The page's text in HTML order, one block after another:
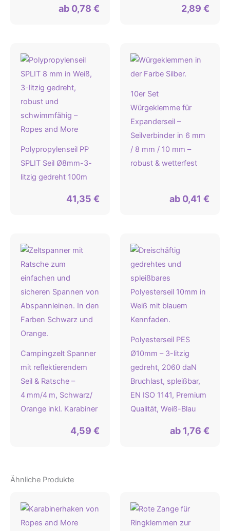
ab 0,78 € 2,89 €
Polypropylenseil PP
SPLIT Seil Ø8mm-3-
litzig gedreht 100m
41,35 €
10er Set
Würgeklemme für
Expanderseil –
Seilverbinder in 6 mm
/ 8 mm / 10 mm –
robust & wetterfest
ab 0,41 €
Campingzelt Spanner
mit reflektierendem
Seil & Ratsche –
4 mm/4 m, Schwarz/
Orange inkl. Karabiner
4,59 €
Polyesterseil PES
Ø10mm – 3-litzig
gedreht, 2060 daN
Bruchlast, spleißbar,
EN ISO 1141, Premium
Qualität, Weiß-Blau
ab 1,76 €
Ähnliche Produkte